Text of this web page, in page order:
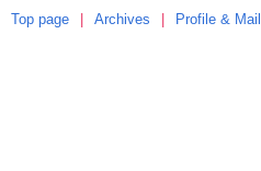
Top page Archives Profile & Mail